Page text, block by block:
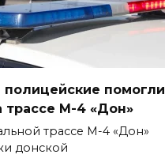
полицейские помогли
трассе М-4 «Дон»
трассе М-4 «Дон»
донской